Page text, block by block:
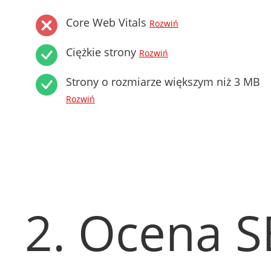
Core Web Vitals Rozwiń
Ciężkie strony Rozwiń
Strony o rozmiarze większym niż 3 MB
Rozwiń
2. Ocena